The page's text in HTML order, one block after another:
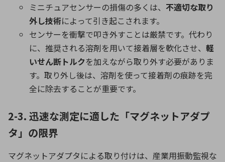
ミニチュアセンサーの損傷の多くは、 不適切な取り
外し技術によって引き起こされます。
センサーを衝撃で叩き外すことは厳禁です。代わり
に、推奨される溶剤を用いて接着層を軟化させ、 軽
いせん断トルクを加えながら取り外す必要がありま
す。取り外し後は、溶剤を使って接着剤の痕跡を完
全に除去することが重要です。
2-3. 迅速な測定に適した「マグネットアダプ
タ」の限界
マグネットアダプタによる取り付けは、産業用振動監視な